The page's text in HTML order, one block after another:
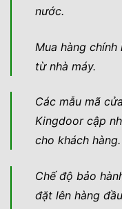
nước.
Mua hàng
từ nhà máy.
Các mẫu mã
Kingdoor cập
cho khách hàng.
Chế độ bảo
đặt lên hàng